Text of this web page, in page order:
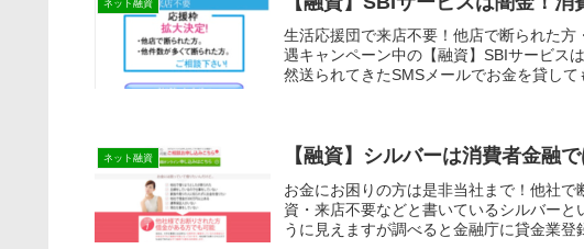
ネット融資
生活応援団で来店不要！他店で断られた
遇キャンペーン中の【融資】SBIサービス
然送られてきたSMSメールでお金を貸して
ネット融資 【融資】シルバーは消費者金融
お金にお困りの方は是非当社まで！他社
資・来店不要などと書いているシルバー
うに見えますが 調べると金融庁に貸金業